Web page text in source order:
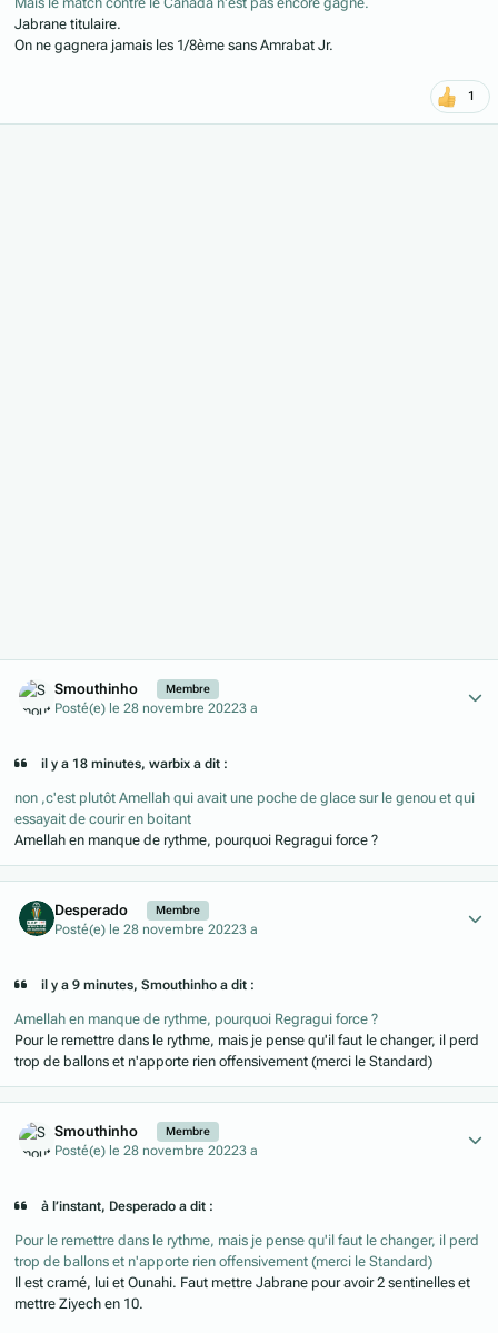
Jabrane titulaire.
On ne gagnera jamais les 1/8ème sans Amrabat Jr.
1
Smouthinho Membre
Posté(e) le 28 novembre 20223 a
il y a 18 minutes, warbix a dit :
non ,c'est plutôt Amellah qui avait une poche de glace sur le genou et qui
essayait de courir en boitant
Amellah en manque de rythme, pourquoi Regragui force ?
Desperado Membre
Posté(e) le 28 novembre 20223 a
il y a 9 minutes, Smouthinho a dit :
Amellah en manque de rythme, pourquoi Regragui force ?
Pour le remettre dans le rythme, mais je pense qu'il faut le changer, il perd
trop de ballons et n'apporte rien offensivement (merci le Standard)
Smouthinho Membre
Posté(e) le 28 novembre 20223 a
à l’instant, Desperado a dit :
Pour le remettre dans le rythme, mais je pense qu'il faut le changer, il perd
trop de ballons et n'apporte rien offensivement (merci le Standard)
Il est cramé, lui et Ounahi. Faut mettre Jabrane pour avoir 2 sentinelles et
mettre Ziyech en 10.